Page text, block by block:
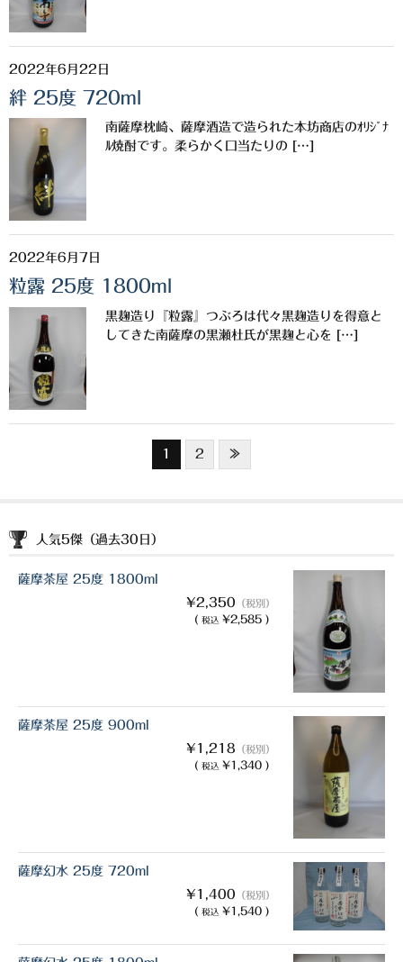
2022年6月22日
絆 25度 720ml
南薩摩枕崎、薩摩酒造で造られた本坊商店のｵﾘｼﾞﾅ
ﾙ焼酎です。柔らかく口当たりの […]
2022年6月7日
粒露 25度 1800ml
黒麹造り『粒露』つぶろは代々黒麹造りを得意と
してきた南薩摩の黒瀬杜氏が黒麹と心を […]
1 2 ≫
人気5傑（過去30日）
薩摩茶屋 25度 1800ml
¥2,350 （税別）
( 税込 ¥2,585 )
薩摩茶屋 25度 900ml
¥1,218 （税別）
( 税込 ¥1,340 )
薩摩幻水 25度 720ml
¥1,400 （税別）
( 税込 ¥1,540 )